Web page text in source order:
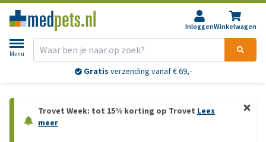
InloggenWinkelwagen
Menu
Gratis verzending vanaf € 69,-
Trovet Week: tot 15% korting op Trovet Lees
meer